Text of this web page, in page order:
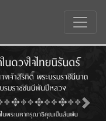
Next